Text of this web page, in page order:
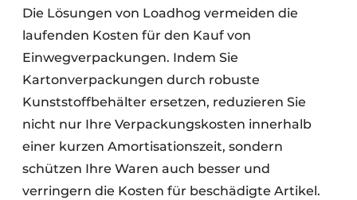
Die Lösungen von Loadhog vermeiden die
laufenden Kosten für den Kauf von
Einwegverpackungen. Indem Sie
Kartonverpackungen durch robuste
Kunststoffbehälter ersetzen, reduzieren Sie
nicht nur Ihre Verpackungskosten innerhalb
einer kurzen Amortisationszeit, sondern
schützen Ihre Waren auch besser und
verringern die Kosten für beschädigte Artikel.